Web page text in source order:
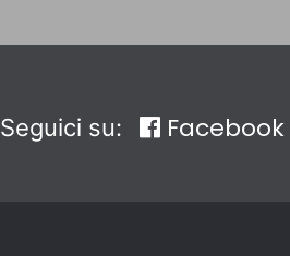
Seguici su: Facebook